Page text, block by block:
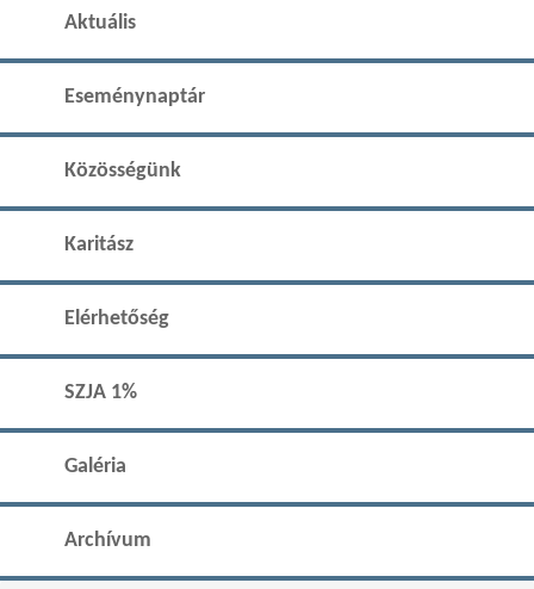
Aktuális
Eseménynaptár
Közösségünk
Karitász
Elérhetőség
SZJA 1%
Galéria
Archívum